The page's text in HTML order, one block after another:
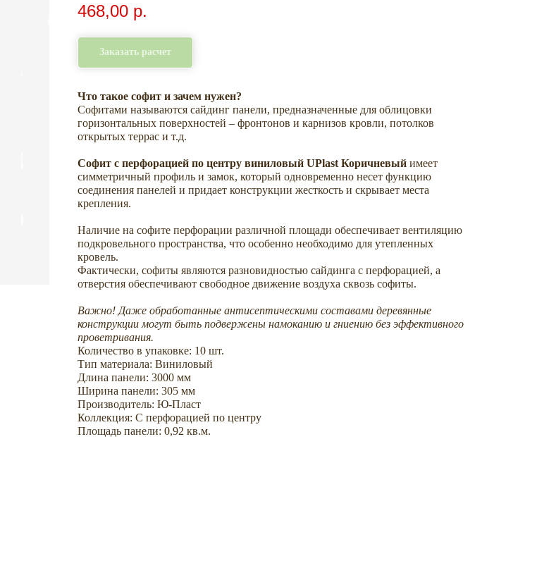
468,00 р.
Заказать расчет
Что такое софит и зачем нужен?
Софитами называются сайдинг панели, предназначенные для облицовки
горизонтальных поверхностей – фронтонов и карнизов кровли, потолков
открытых террас и т.д.
Софит с перфорацией по центру виниловый UPlast Коричневый имеет
симметричный профиль и замок, который одновременно несет функцию
соединения панелей и придает конструкции жесткость и скрывает места
крепления.
Наличие на софите перфорации различной площади обеспечивает вентиляцию
подкровельного пространства, что особенно необходимо для утепленных
кровель.
Фактически, софиты являются разновидностью сайдинга с перфорацией, а
отверстия обеспечивают свободное движение воздуха сквозь софиты.
Важно! Даже обработанные антисептическими составами деревянные
конструкции могут быть подвержены намоканию и гниению без эффективного
проветривания.
Количество в упаковке: 10 шт.
Тип материала: Виниловый
Длина панели: 3000 мм
Ширина панели: 305 мм
Производитель: Ю-Пласт
Коллекция: С перфорацией по центру
Площадь панели: 0,92 кв.м.